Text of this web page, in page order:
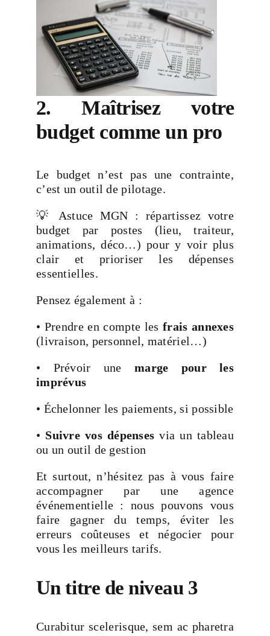
2. Maîtrisez votre
budget comme un pro
Le budget n’est pas une contrainte,
c’est un outil de pilotage.
💡 Astuce MGN : répartissez votre
budget par postes (lieu, traiteur,
animations, déco…) pour y voir plus
clair et prioriser les dépenses
essentielles.
Pensez également à :
• Prendre en compte les frais annexes
(livraison, personnel, matériel…)
• Prévoir une marge pour les
imprévus
• Échelonner les paiements, si possible
• Suivre vos dépenses via un tableau
ou un outil de gestion
Et surtout, n’hésitez pas à vous faire
accompagner par une agence
événementielle : nous pouvons vous
faire gagner du temps, éviter les
erreurs coûteuses et négocier pour
vous les meilleurs tarifs.
Un titre de niveau 3
Curabitur scelerisque, sem ac pharetra